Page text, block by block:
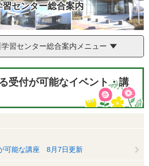
センター総合案内
習センター総合案内メニュー
受付が可能なイベント・講
可能な講座 8月7日更新